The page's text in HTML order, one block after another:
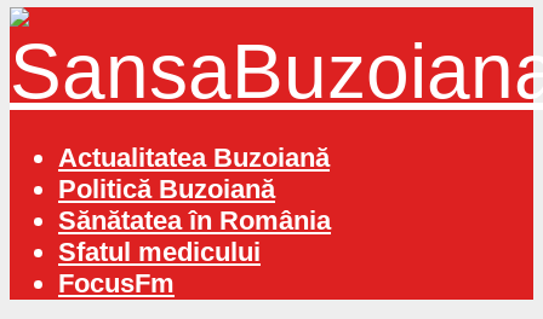
Actualitatea Buzoiană
Politică Buzoiană
Sănătatea în România
Sfatul medicului
FocusFm